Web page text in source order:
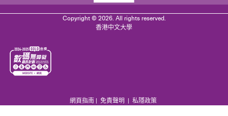
Copyright © 2026. All rights reserved.
香港中文大學
網頁指南 | 免責聲明 | 私隱政策